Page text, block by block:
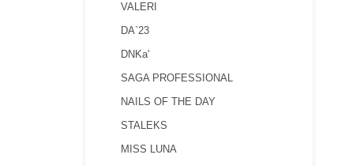
VALERI
DA`23
DNKa'
SAGA PROFESSIONAL
NAILS OF THE DAY
STALEKS
MISS LUNA